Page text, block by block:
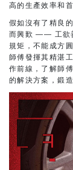
高的生產效率和
假如沒有了精良
而興歎 —— 工欲
規矩，不能成方
師傅發揮其精湛
作前線，了解師
的解決方案，鍛